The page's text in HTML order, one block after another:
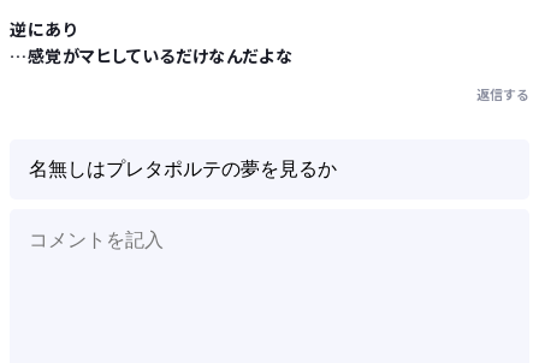
Powered by livedoor 相互RSS
逆にあり
…感覚がマヒしているだけなんだよな
返信する